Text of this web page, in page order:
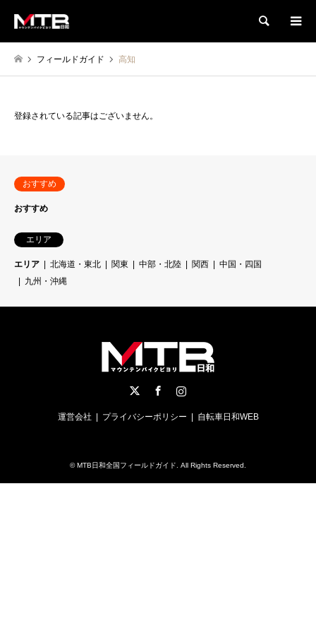
検索
フィールドガイド 高知
登録されている記事はございません。
おすすめ
おすすめ
エリア
エリア 北海道・東北 関東 中部・北陸 関西
中国・四国
九州・沖縄
運営会社 プライバシーポリシー 自転車日和WEB
©MTB日和全国フィールドガイド. All Rights Reserved.